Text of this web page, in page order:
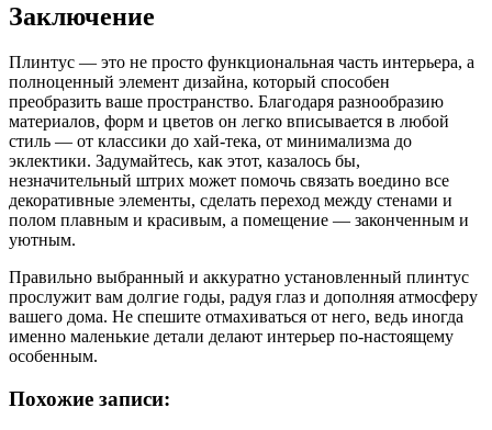
Заключение
Плинтус — это не просто функциональная часть интерьера, а
полноценный элемент дизайна, который способен
преобразить ваше пространство. Благодаря разнообразию
материалов, форм и цветов он легко вписывается в любой
стиль — от классики до хай-тека, от минимализма до
эклектики. Задумайтесь, как этот, казалось бы,
незначительный штрих может помочь связать воедино все
декоративные элементы, сделать переход между стенами и
полом плавным и красивым, а помещение — законченным и
уютным.
Правильно выбранный и аккуратно установленный плинтус
прослужит вам долгие годы, радуя глаз и дополняя атмосферу
вашего дома. Не спешите отмахиваться от него, ведь иногда
именно маленькие детали делают интерьер по-настоящему
особенным.
Похожие записи: